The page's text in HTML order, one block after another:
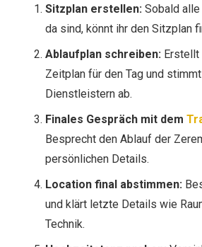
Sitzplan erstellen: Sobald
da sind, könnt ihr den Sitzplan
Ablaufplan schreiben: Erstellt
Zeitplan für den Tag und
Dienstleistern ab.
Finales Gespräch mit dem
Besprecht den Ablauf der
persönlichen Details.
Location final abstimmen:
und klärt letzte Details wie
Technik.